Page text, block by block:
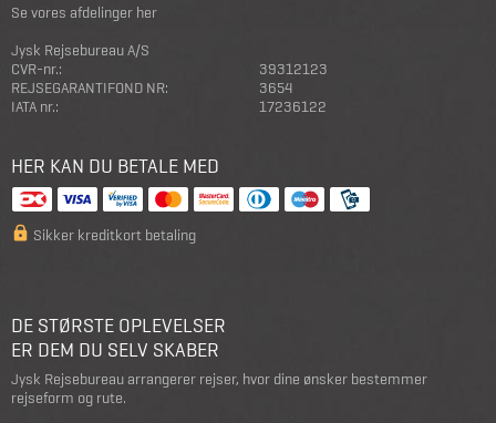
Se vores afdelinger her
Jysk Rejsebureau A/S
CVR-nr.:
39312123
REJSEGARANTIFOND NR:
3654
IATA nr.:
17236122
HER KAN DU BETALE MED
Sikker kreditkort betaling
DE STØRSTE OPLEVELSER
ER DEM DU SELV SKABER
Jysk Rejsebureau arrangerer rejser, hvor dine ønsker bestemmer
rejseform og rute.